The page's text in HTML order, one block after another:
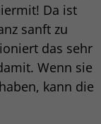
Da ist
sanft zu
das sehr
Wenn sie
kann die